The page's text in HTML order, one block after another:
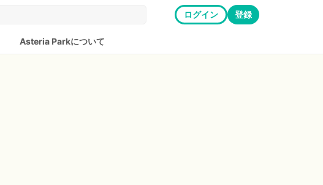
ログイン 登録
Asteria Parkについて